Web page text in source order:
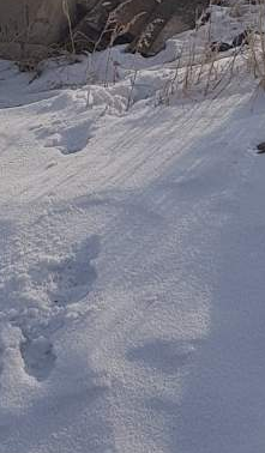
ЯСНОГОРСК
Забайкальский край
Получить контакты
- Здания пожарного депо,
сборный ж/б, этажность 4,
кирпич, перекрытия сборный
водопровод, отопление,
13309500,00руб. (в т. ч.
обеспечительный платеж
410 (+1)
Навигация
Характеристики
О помещении
Где находится
Контакты
Другие объявления